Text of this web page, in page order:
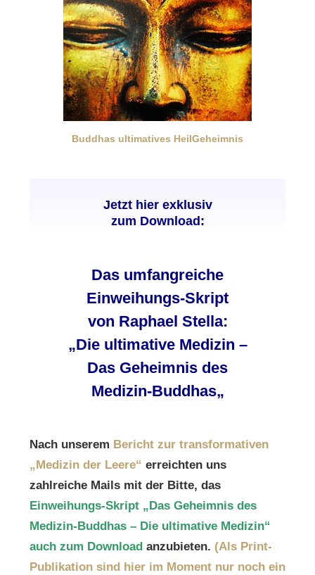
Buddhas ultimatives HeilGeheimnis
Jetzt hier exklusiv
zum Download:
Das umfangreiche
Einweihungs-Skript
von Raphael Stella:
„Die ultimative Medizin –
Das Geheimnis des
Medizin-Buddhas„
Nach unserem Bericht zur transformativen
„Medizin der Leere“ erreichten uns
zahlreiche Mails mit der Bitte, das
Einweihungs-Skript „Das Geheimnis des
Medizin-Buddhas – Die ultimative Medizin“
auch zum Download anzubieten. (Als Print-
Publikation sind hier im Moment nur noch ein